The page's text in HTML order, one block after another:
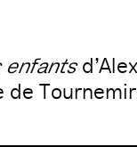
enfants
de